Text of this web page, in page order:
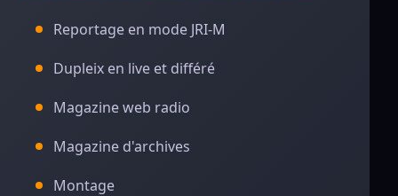
Reportage en mode JRI-M
Dupleix en live et différé
Magazine web radio
Magazine d'archives
Montage